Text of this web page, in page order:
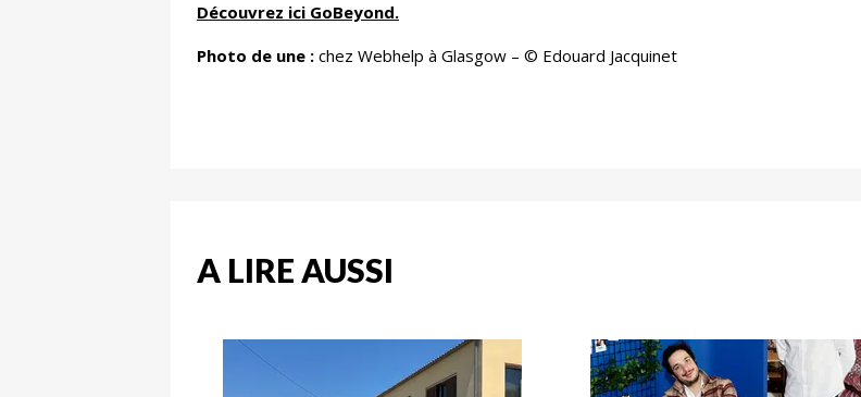
Découvrez ici GoBeyond.
Photo de une : chez Webhelp à Glasgow – © Edouard Jacquinet
A LIRE AUSSI